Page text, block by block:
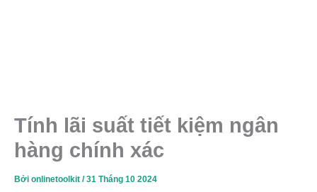
Tính lãi suất tiết kiệm ngân
hàng chính xác
Bởi onlinetoolkit /31 Tháng 10 2024